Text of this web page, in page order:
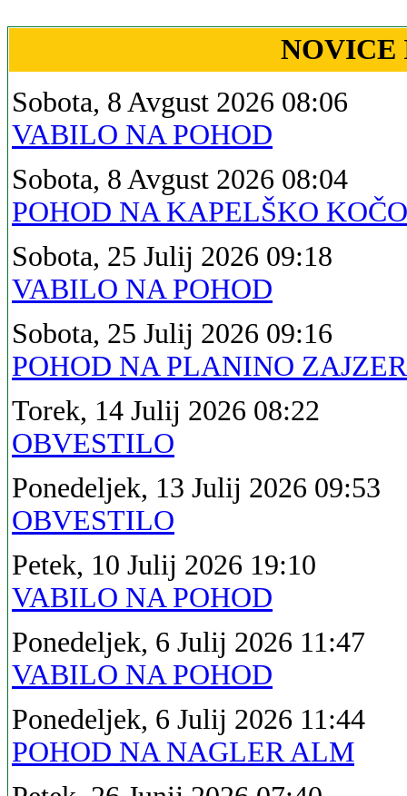
NOVICE
Sobota, 8 Avgust 2026 08:06
VABILO NA POHOD
Sobota, 8 Avgust 2026 08:04
POHOD NA KAPELŠKO KOČO
Sobota, 25 Julij 2026 09:18
VABILO NA POHOD
Sobota, 25 Julij 2026 09:16
POHOD NA PLANINO
Torek, 14 Julij 2026 08:22
OBVESTILO
Ponedeljek, 13 Julij 2026 09:53
OBVESTILO
Petek, 10 Julij 2026 19:10
VABILO NA POHOD
Ponedeljek, 6 Julij 2026 11:47
VABILO NA POHOD
Ponedeljek, 6 Julij 2026 11:44
POHOD NA NAGLER ALM